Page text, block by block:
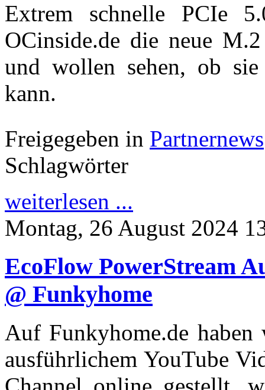
Extrem schnelle PCIe
OCinside.de die neue
und wollen sehen, ob
kann.
Freigegeben in Partnernews
Schlagwörter
weiterlesen ...
Montag, 26 August 2024
EcoFlow PowerStream
@ Funkyhome
Auf Funkyhome.de
ausführlichem YouTube